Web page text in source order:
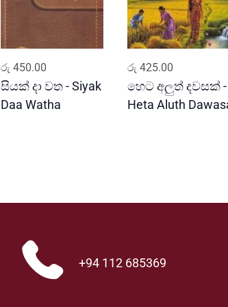
රු 450.00
සියක් දා වත - Siyak
Daa Watha
රු 425.00
හෙට අලුත් දවසක් -
Heta Aluth
+94 112 685369